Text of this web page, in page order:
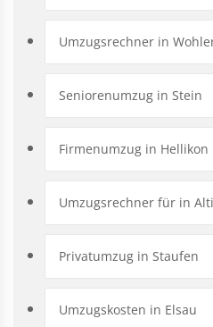
Umzugsrechner in
Seniorenumzug in Stein
Firmenumzug in Hellikon
Umzugsrechner für in
Privatumzug in Staufen
Umzugskosten in Elsau